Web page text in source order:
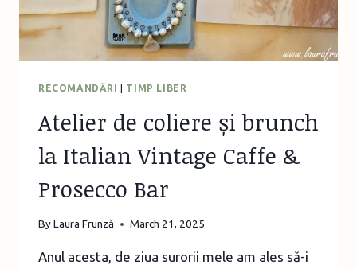
RECOMANDĂRI | TIMP LIBER
Atelier de coliere și brunch
la Italian Vintage Caffe &
Prosecco Bar
ByLaura Frunză March 21, 2025
Anul acesta, de ziua surorii mele am ales să-i